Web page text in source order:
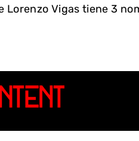
Lorenzo Vigas tiene 3